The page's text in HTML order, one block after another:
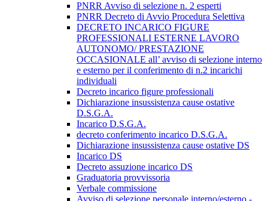
PNRR Avviso di selezione n. 2 esperti
PNRR Decreto di Avvio Procedura Selettiva
DECRETO INCARICO FIGURE
PROFESSIONALI ESTERNE LAVORO
AUTONOMO/ PRESTAZIONE
OCCASIONALE all’ avviso di selezione interno
e esterno per il conferimento di n.2 incarichi
individuali
Decreto incarico figure professionali
Dichiarazione insussistenza cause ostative
D.S.G.A.
Incarico D.S.G.A.
decreto conferimento incarico D.S.G.A.
Dichiarazione insussistenza cause ostative DS
Incarico DS
Decreto assuzione incarico DS
Graduatoria provvissoria
Verbale commissione